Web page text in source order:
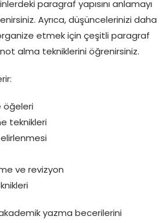
paragraf yapısını anlamayı
Ayrıca, düşüncelerinizi daha
etmek için çeşitli paragraf
alma tekniklerini öğrenirsiniz.
öğeleri
teknikleri
ve revizyon
yazma becerilerini